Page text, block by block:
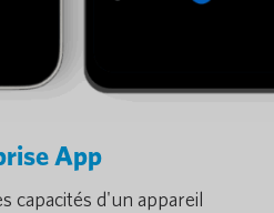
App
capacités d'un appareil